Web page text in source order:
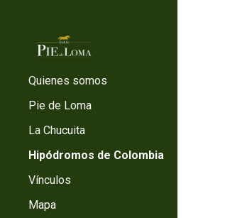
Quienes somos
Pie de Loma
La Chucuita
Hipódromos de Colombia
Vínculos
Mapa